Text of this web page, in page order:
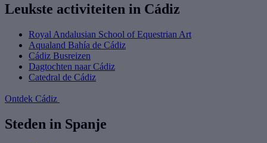
Leukste activiteiten in Cádiz
Royal Andalusian School of Equestrian Art
Aqualand Bahía de Cádiz
Cádiz Busreizen
Dagtochten naar Cádiz
Catedral de Cádiz
Ontdek Cádiz
Steden in Spanje